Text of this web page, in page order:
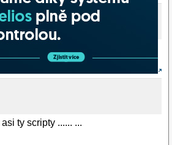
ty scripty ...... ...